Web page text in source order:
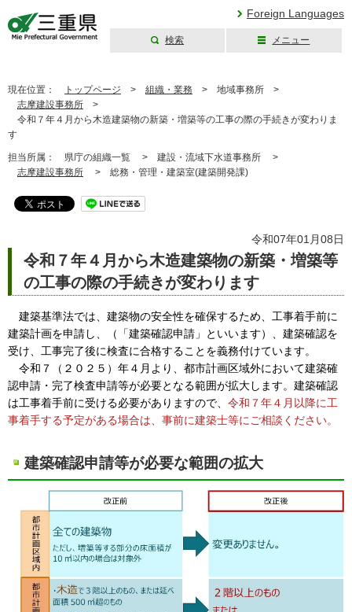
Foreign Languages
検索 メニュー
現在位置： トップページ > 組織・業務 > 地域事務所 >
志摩建設事務所 >
令和７年４月から木造建築物の新築・増築等の工事の際の手続きが変わりま
す
担当所属： 県庁の組織一覧 > 建設・流域下水道事務所 >
志摩建設事務所 > 総務・管理・建築室(建築開発課)
令和07年01月08日
令和７年４月から木造建築物の新築・増築等
の工事の際の手続きが変わります
建築基準法では、建築物の安全性を確保するため、工事着手前に
建築計画を申請し、（「建築確認申請」といいます）、建築確認を
受け、工事完了後に検査に合格することを義務付けています。
令和７（２０２５）年４月より、都市計画区域外において建築確
認申請・完了検査申請等が必要となる範囲が拡大します。建築確認
は工事着手前に受ける必要がありますので、 令和７年４月以降に工
事着手する予定がある場合は、事前に建築士等にご相談ください。
建築確認申請等が必要な範囲の拡大